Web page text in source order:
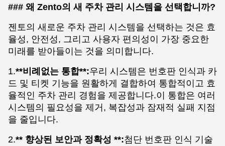
### 왜 Zento의 새 주차 관리 시스템을 선택합니까?
젠토의 새로운 주차 관리 시스템을 선택하는 것은 효
율성, 안전성, 그리고 사용자 편의성이 가장 중요한
미래를 받아들이는 것을 의미합니다.
1.**비례없는 통합**:우리 시스템은 번호판 인식과 카
드 및 티켓 기능을 원활하게 결합하여 통합적이고 효
율적인 주차 관리 경험을 제공합니다.이 통합은 여러
시스템의 필요성을 제거, 복잡성과 잠재적 실패 지점
을 줄입니다.
2.** 향상된 보안과 정확성 **:첨단 번호판 인식 기술